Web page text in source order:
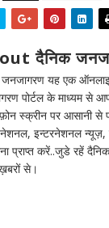
दैनिक
यह एक
पोर्टल के माध्यम से
स्क्रीन पर आसानी से
इन्टरनेशनल न्यूज़,
प्राप्त करें..जुडे रहें
से।